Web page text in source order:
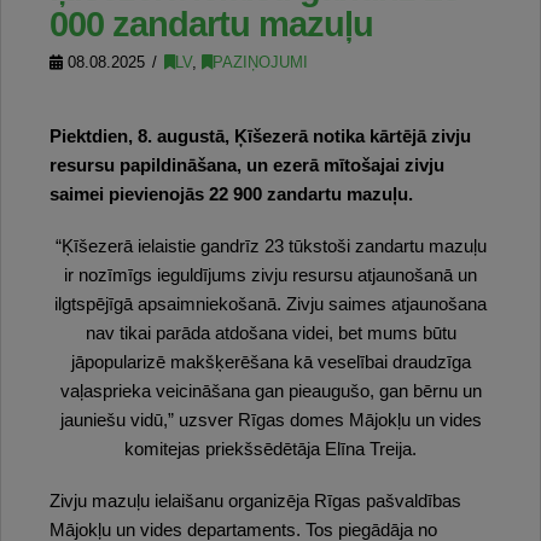
000 zandartu mazuļu
08.08.2025 LV, PAZIŅOJUMI
Piektdien, 8. augustā, Ķīšezerā notika kārtējā zivju
resursu papildināšana, un ezerā mītošajai zivju
saimei pievienojās 22 900 zandartu mazuļu.
“Ķīšezerā ielaistie gandrīz 23 tūkstoši zandartu mazuļu
ir nozīmīgs ieguldījums zivju resursu atjaunošanā un
ilgtspējīgā apsaimniekošanā. Zivju saimes atjaunošana
nav tikai parāda atdošana videi, bet mums būtu
jāpopularizē makšķerēšana kā veselībai draudzīga
vaļasprieka veicināšana gan pieaugušo, gan bērnu un
jauniešu vidū,” uzsver Rīgas domes Mājokļu un vides
komitejas priekšsēdētāja Elīna Treija.
Zivju mazuļu ielaišanu organizēja Rīgas pašvaldības
Mājokļu un vides departaments. Tos piegādāja no